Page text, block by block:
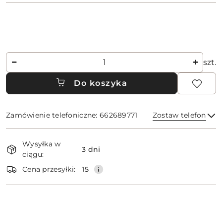
Ilość szt.
Do koszyka
Zamówienie telefoniczne: 662689771 Zostaw telefon
i
dostawa
Wysyłka w
ciągu:
3 dni
Cena przesyłki: 15